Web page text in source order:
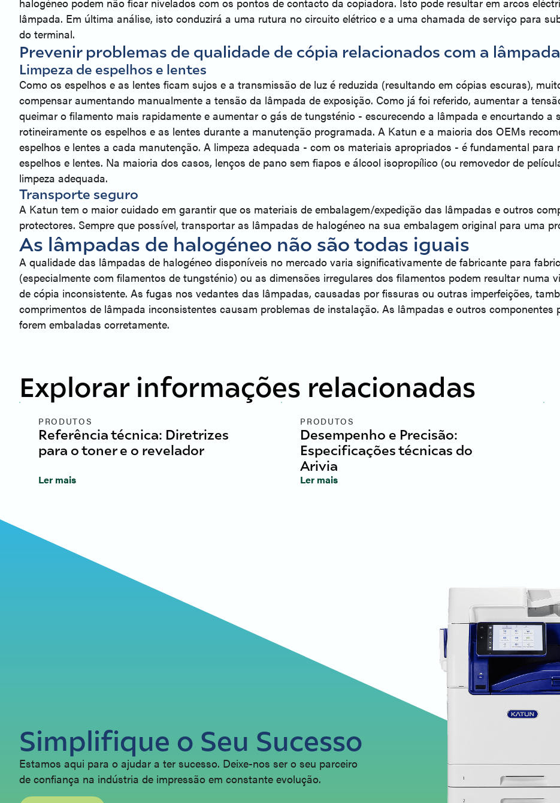
lâmpada. Em última análise, isto conduzirá a uma rutura no circuito elétrico e a uma chamada de serviço para
do terminal.
Prevenir problemas de qualidade de cópia relacionados com a lâmpada
Limpeza de espelhos e lentes
Como os espelhos e as lentes ficam sujos e a transmissão de luz é reduzida (resultando em cópias escuras),
compensar aumentando manualmente a tensão da lâmpada de exposição. Como já foi referido, aumentar a
queimar o filamento mais rapidamente e aumentar o gás de tungsténio - escurecendo a lâmpada e encurtando a
rotineiramente os espelhos e as lentes durante a manutenção programada. A Katun e a maioria dos OEMs
espelhos e lentes a cada manutenção. A limpeza adequada - com os materiais apropriados - é fundamental
espelhos e lentes. Na maioria dos casos, lenços de pano sem fiapos e álcool isopropílico (ou removedor de
limpeza adequada.
Transporte seguro
A Katun tem o maior cuidado em garantir que os materiais de embalagem/expedição das lâmpadas e outros
protectores. Sempre que possível, transportar as lâmpadas de halogéneo na sua embalagem original para uma
As lâmpadas de halogéneo não são todas iguais
A qualidade das lâmpadas de halogéneo disponíveis no mercado varia significativamente de fabricante para
(especialmente com filamentos de tungsténio) ou as dimensões irregulares dos filamentos podem resultar numa
de cópia inconsistente. As fugas nos vedantes das lâmpadas, causadas por fissuras ou outras imperfeições,
comprimentos de lâmpada inconsistentes causam problemas de instalação. As lâmpadas e outros
forem embaladas corretamente.
Explorar informações relacionadas
PRODUTOS
Referência técnica: Diretrizes
para o toner e o revelador
Ler mais
PRODUTOS
Desempenho e Precisão:
Especificações técnicas do
Arivia
Ler mais
Simplifique o Seu Sucesso
Estamos aqui para o ajudar a ter sucesso. Deixe-nos ser o seu parceiro
de confiança na indústria de impressão em constante evolução.